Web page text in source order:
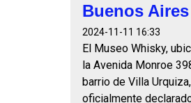
Buenos Aires
2024-11-11 16:33
El Museo Whisky,
la Avenida Monroe
barrio de Villa
oficialmente